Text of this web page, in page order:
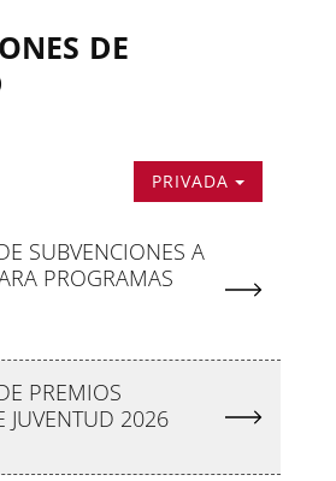
DE
PRIVADA
SUBVENCIONES A
PROGRAMAS
PREMIOS
JUVENTUD 2026